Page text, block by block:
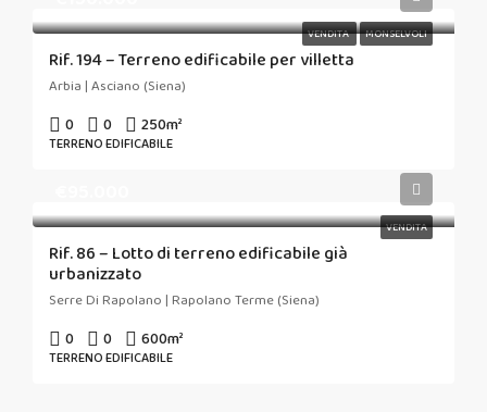
VENDITA MONSELVOLI
Rif. 194 – Terreno edificabile per villetta
Arbia | Asciano (Siena)
0 0 250m²
TERRENO EDIFICABILE
VENDITA
Rif. 86 – Lotto di terreno edificabile già
urbanizzato
Serre Di Rapolano | Rapolano Terme (Siena)
0 0 600m²
TERRENO EDIFICABILE